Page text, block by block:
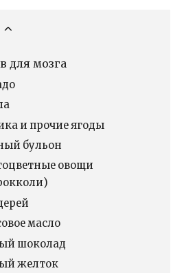
для мозга
и прочие ягоды
бульон
овощи
масло
шоколад
желток